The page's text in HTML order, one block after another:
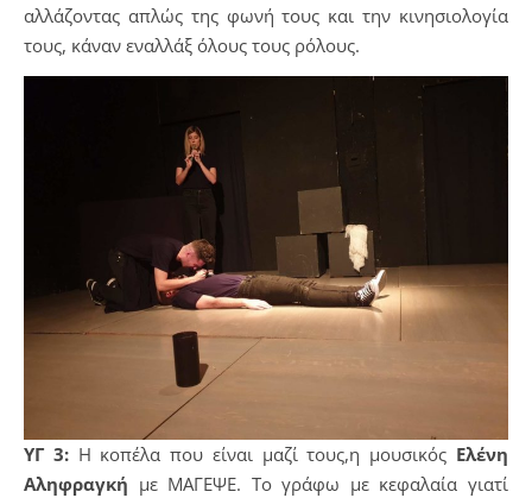
αλλάζοντας απλώς της φωνή τους και την κινησιολογία
τους, κάναν εναλλάξ όλους τους ρόλους.
ΥΓ 3:Η κοπέλα που είναι μαζί τους,η μουσικός Ελένη
Αληφραγκή με ΜΑΓΕΨΕ. Το γράφω με κεφαλαία γιατί